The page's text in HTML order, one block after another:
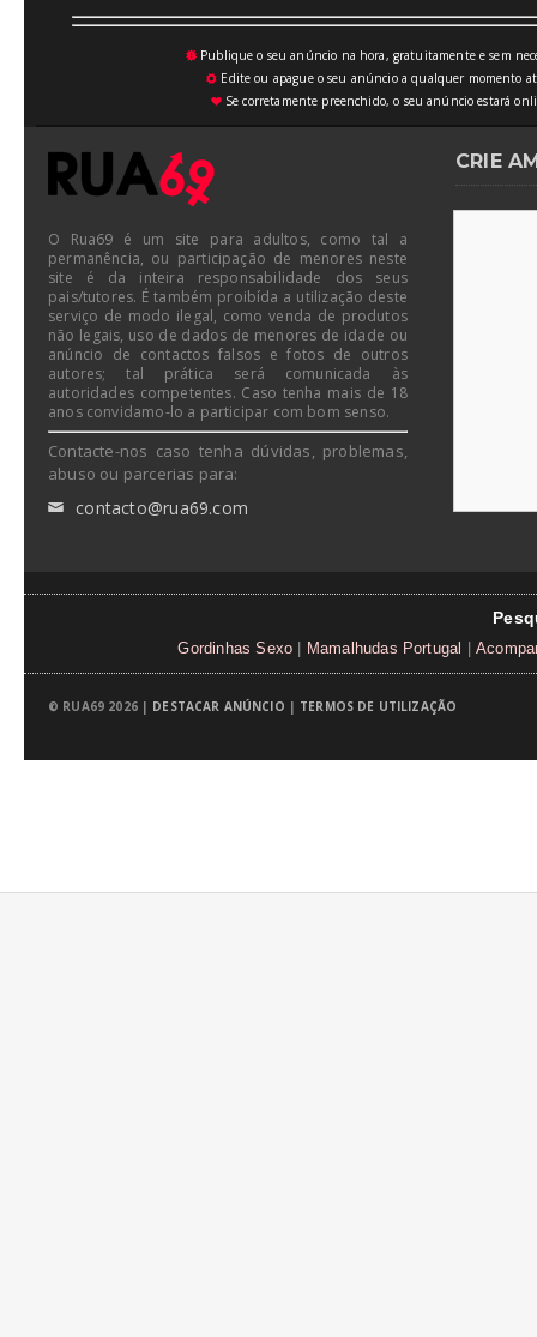
💥Publique o seu anúncio na hora, gratuitamente e sem
⚙ Edite ou apague o seu anúncio a qualquer momento
♥Se corretamente preenchido, o seu anúncio estará
O Rua69 é um site para adultos, como tal a
permanência, ou participação de menores neste
site é da inteira responsabilidade dos seus
pais/tutores. É também proibída a utilização deste
serviço de modo ilegal, como venda de produtos
não legais, uso de dados de menores de idade ou
anúncio de contactos falsos e fotos de outros
autores; tal prática será comunicada às
autoridades competentes. Caso tenha mais de 18
anos convidamo-lo a participar com bom senso.
Contacte-nos caso tenha dúvidas, problemas,
abuso ou parcerias para:
✉ contacto@rua69.com
CRIE
Gordinhas Sexo Mamalhudas Portugal
© RUA69 2026 | DESTACAR ANÚNCIO | TERMOS DE UTILIZAÇÃO